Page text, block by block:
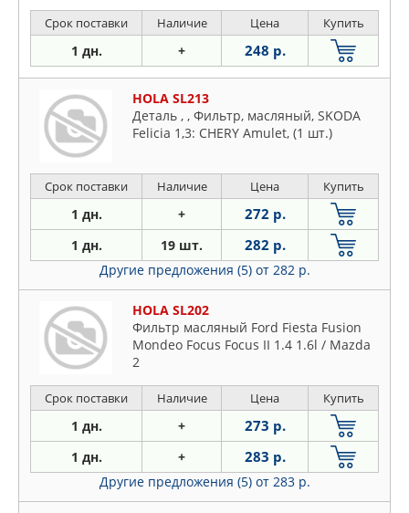
Срок поставки Наличие Цена Купить
1 дн. + 248 р.
HOLA SL213
Деталь , , Фильтp, масляный, SKODA
Felicia 1,3: CHERY Amulet, (1 шт.)
Срок поставки Наличие Цена Купить
1 дн. + 272 р.
1 дн. 19 шт. 282 р.
Другие предложения (5) от 282 р.
HOLA SL202
Фильтр масляный Ford Fiesta Fusion
Mondeo Focus Focus II 1.4 1.6l / Mazda
2
Срок поставки Наличие Цена Купить
1 дн. + 273 р.
1 дн. + 283 р.
Другие предложения (5) от 283 р.